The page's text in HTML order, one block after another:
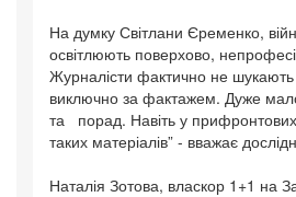
На думку Світлани Єременко,
освітлюють поверхово,
Журналісти фактично не шукають
виключно за фактажем. Дуже
та порад. Навіть у
таких матеріалів” - вважає
Наталія Зотова, власкор 1+1 на